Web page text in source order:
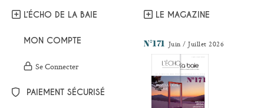
L’ÉCHO DE LA BAIE
MON COMPTE
Se Connecter
PAIEMENT SÉCURISÉ
LE MAGAZINE
N°171 Juin / Juillet 2026